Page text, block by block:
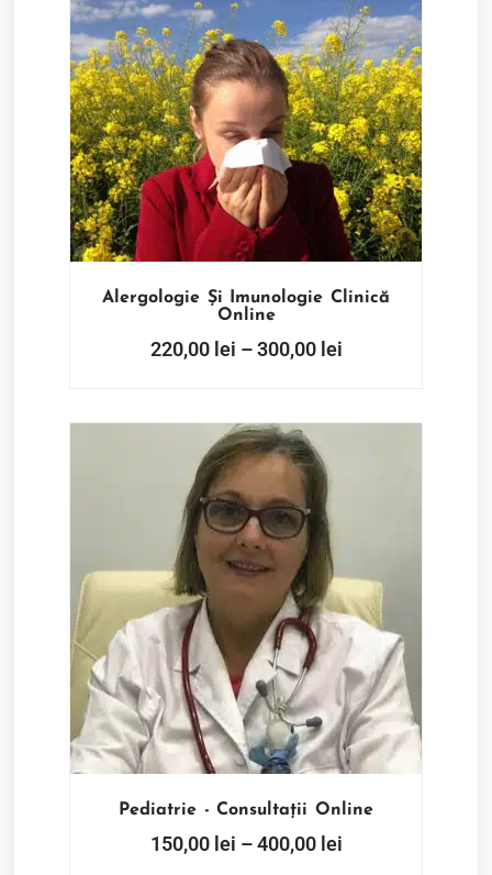
Alergologie Și Imunologie Clinică
Online
220,00 lei – 300,00 lei
Pediatrie - Consultații Online
150,00 lei – 400,00 lei